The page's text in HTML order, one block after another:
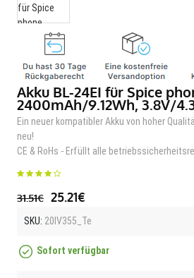
Akku BL-24EI für Spice
2400mAh/9.12Wh, 3.8V/
Ein neuer kompatibler Akku von hoher
neu!
CE & RoHs - Erfüllt alle
31.51€ 25.21€
SKU: 20IV355_Te
Sofort verfügbar